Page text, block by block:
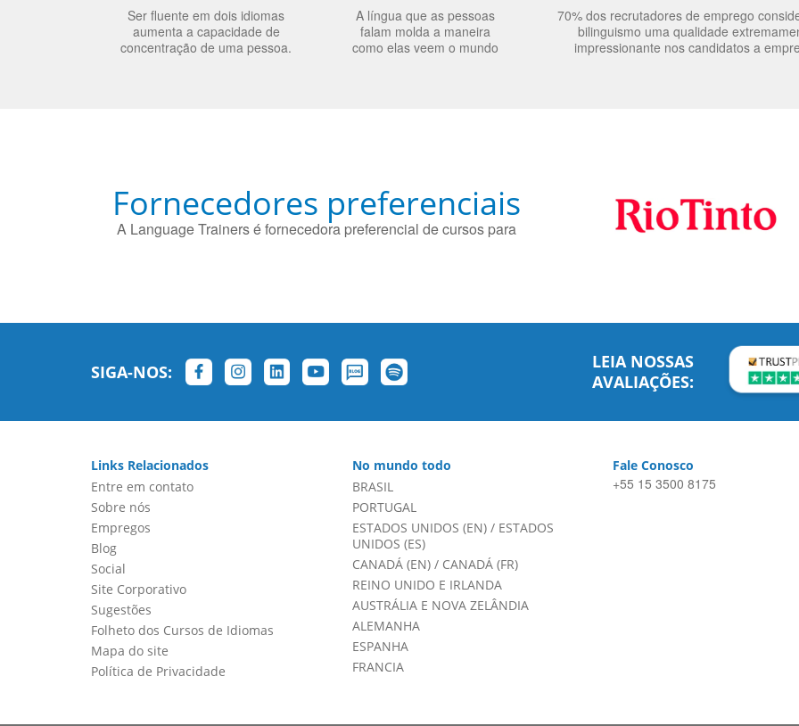
Ser fluente em dois idiomas
aumenta a capacidade de
concentração de uma pessoa.
A língua que as pessoas
falam molda a maneira
como elas veem o mundo
70% dos recrutadores de emprego
bilinguismo uma qualidade
impressionante nos candidatos a
Fornecedores preferenciais
A Language Trainers é fornecedora preferencial de cursos para
SIGA-NOS:
LEIA NOSSAS
AVALIAÇÕES:
Links Relacionados
Entre em contato
Sobre nós
Empregos
Blog
Social
Site Corporativo
Sugestões
Folheto dos Cursos de Idiomas
Mapa do site
Política de Privacidade
No mundo todo
BRASIL
PORTUGAL
ESTADOS UNIDOS (EN)/ ESTADOS
UNIDOS (ES)
CANADÁ (EN)/ CANADÁ (FR)
REINO UNIDO E IRLANDA
AUSTRÁLIA E NOVA ZELÂNDIA
ALEMANHA
ESPANHA
FRANCIA
Fale Conosco
+55 15 3500 8175